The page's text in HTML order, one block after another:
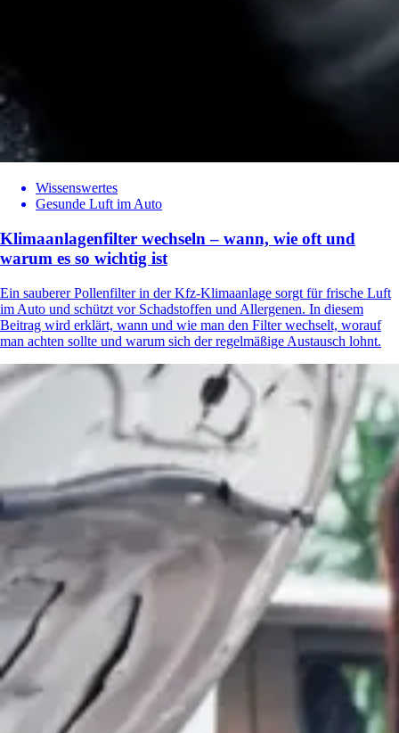
Wissenswertes
Gesunde Luft im Auto
Klimaanlagenfilter wechseln – wann, wie oft und
warum es so wichtig ist
Ein sauberer Pollenfilter in der Kfz-Klimaanlage sorgt für frische Luft
im Auto und schützt vor Schadstoffen und Allergenen. In diesem
Beitrag wird erklärt, wann und wie man den Filter wechselt, worauf
man achten sollte und warum sich der regelmäßige Austausch lohnt.